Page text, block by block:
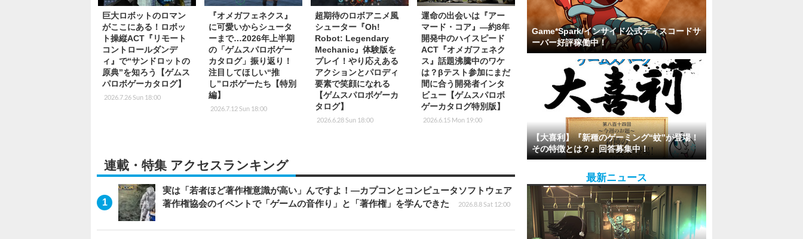
巨大ロボットのロマン
がここにある！ロボッ
ト操縦ACT『リモート
コントロールダンデ
ィ』で“サンドロットの
原典”を知ろう【ゲムス
パロボゲーカタログ】
2026.7.26 Sun 18:00
『オメガフェネクス』
に可愛いからシュータ
ーまで…2026年上半期
の「ゲムスパロボゲー
カタログ」振り返り！
注目してほしい“推
し”ロボゲーたち【特別
編】
2026.7.12 Sun 18:00
超期待のロボアニメ風
シューター『Oh!
Robot: Legendary
Mechanic』体験版を
プレイ！やり応えある
アクションとパロディ
要素で笑顔になれる
【ゲムスパロボゲーカ
タログ】
2026.6.28 Sun 18:00
運命の出会いは『アー
マード・コア』―約8年
開発中のハイスピード
ACT『オメガフェネク
ス』話題沸騰中のワケ
は？βテスト参加にまだ
間に合う開発者インタ
ビュー【ゲムスパロボ
ゲーカタログ特別版】
2026.6.15 Mon 19:00
連載・特集 アクセスランキング
実は「若者ほど著作権意識が高い」んですよ！―カプコンとコンピュータソフトウェア
著作権協会のイベントで「ゲームの音作り」と「著作権」を学んできた
2026.8.8 Sat 12:00
Game*Spark/インサイド公式ディスコードサ
ーバー好評稼働中！
【大喜利】『新種のゲーミング“蚊”が登場！
その特徴とは？』回答募集中！
最新ニュース